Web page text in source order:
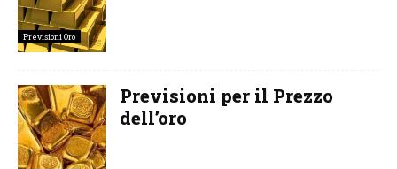
Previsioni Oro
Previsioni per il Prezzo
dell’oro